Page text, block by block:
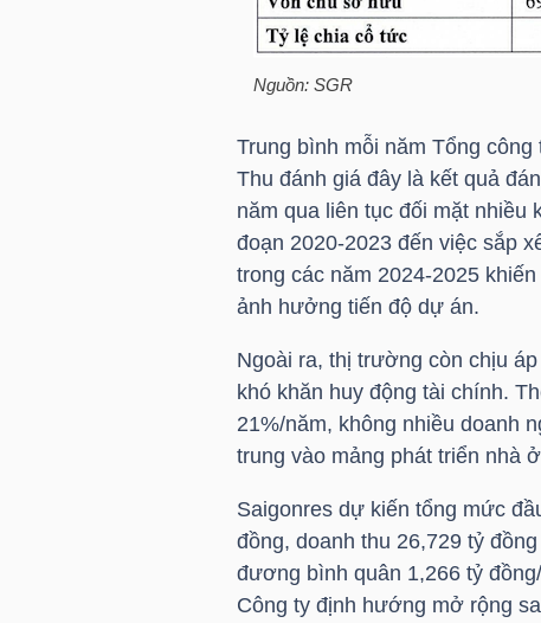
Nguồn:SGR
Trung bình mỗi năm Tổng
Thu đánh giá đây là kết quả
năm qua liên tục đối mặt nhiều
đoạn 2020-2023 đến việc sắp
trong các năm 2024-2025
ảnh hưởng tiến độ dự án.
Ngoài ra, thị trường còn chịu
khó khăn huy động tài chính.
21%/năm, không nhiều doanh
trung vào mảng phát triển nhà
Saigonres dự kiến tổng mức
đồng, doanh thu 26,729 tỷ
đương bình quân 1,266 tỷ
Công ty định hướng mở rộng